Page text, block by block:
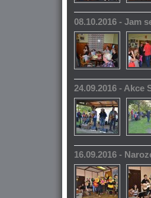
08.10.2016 - Jam
24.09.2016 - Akce
16.09.2016 -